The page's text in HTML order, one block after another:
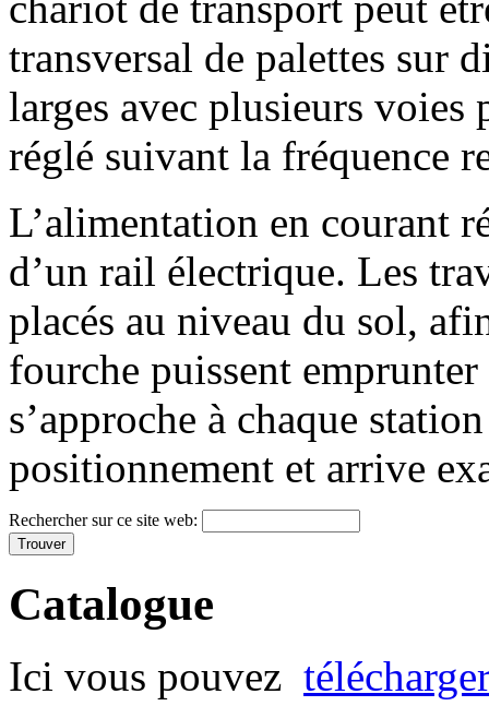
transversal de palettes sur
larges avec plusieurs voies
réglé suivant la fréquence
L’alimentation en courant
d’un rail électrique. Les
placés au niveau du sol,
fourche puissent
s’approche à chaque
positionnement et arrive
Rechercher sur ce site web:
Catalogue
Ici vous pouvez